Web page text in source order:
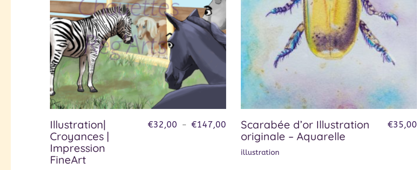
Illustration|
Croyances |
Impression
FineArt
€32,00 – €147,00
Scarabée d’or Illustration
originale – Aquarelle
illustration
€35,00